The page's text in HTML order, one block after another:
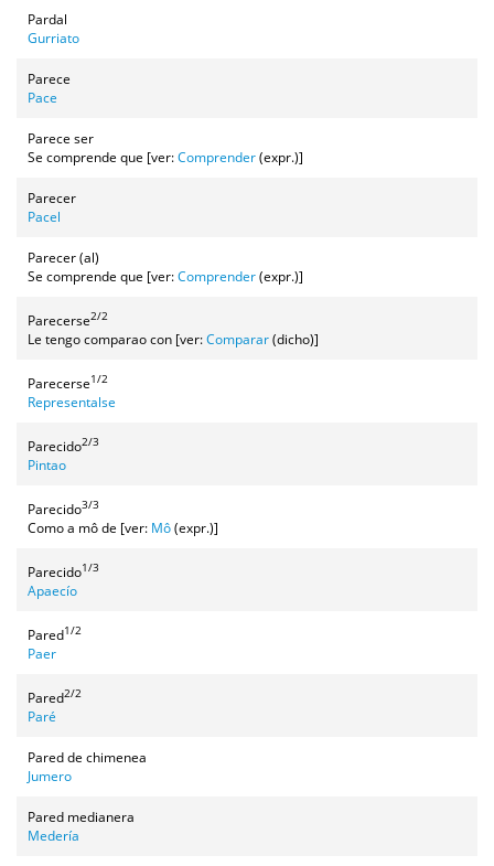
Pardal
Gurriato
Parece
Pace
Parece ser
Se comprende que [ver:Comprender(expr.)]
Parecer
Pacel
Parecer (al)
Se comprende que [ver:Comprender(expr.)]
Parecerse2/2
Le tengo comparao con [ver:Comparar(dicho)]
Parecerse1/2
Representalse
Parecido2/3
Pintao
Parecido3/3
Como a mô de [ver: Mô(expr.)]
Parecido1/3
Apaecío
Pared1/2
Paer
Pared2/2
Paré
Pared de chimenea
Jumero
Pared medianera
Medería